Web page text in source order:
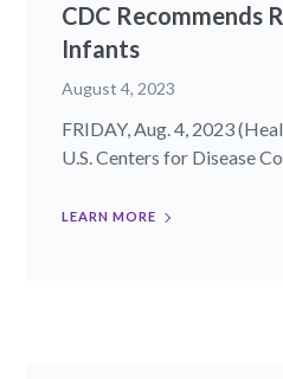
CDC Recommends
Infants
August 4, 2023
FRIDAY, Aug. 4, 2023
U.S. Centers for Disease
LEARN MORE